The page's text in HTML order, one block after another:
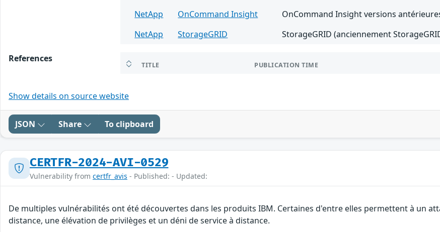
NetApp OnCommand Insight
OnCommand Insight versions
NetApp
StorageGRID StorageGRID (anciennement
References
TITLE PUBLICATION TIME
Show details on source website
JSON Share To clipboard
CERTFR-2024-AVI-0529
Vulnerability from certfr_avis - Published: - Updated:
De multiples vulnérabilités ont été découvertes dans les produits IBM. Certaines d'entre elles permettent à un
distance, une élévation de privilèges et un déni de service à distance.